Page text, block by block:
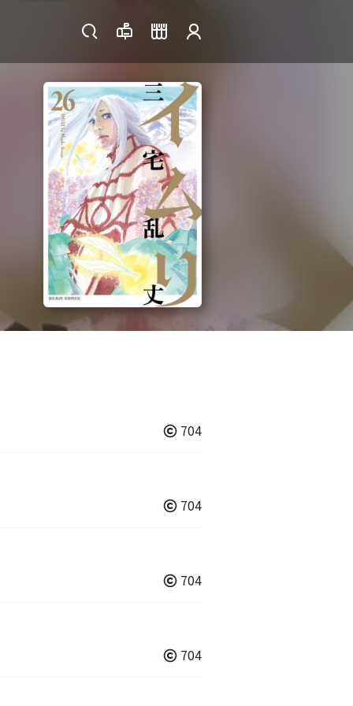
704
704
704
704